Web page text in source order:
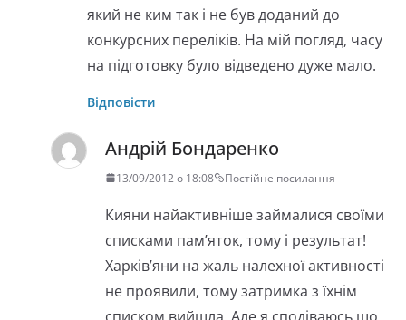
який не ким так і не був доданий до
конкурсних переліків. На мій погляд, часу
на підготовку було відведено дуже мало.
Відповісти
Андрій Бондаренко
13/09/2012 о 18:08 Постійне посилання
Кияни найактивніше займалися своїми
списками пам’яток, тому і результат!
Харків’яни на жаль налехної активності
не проявили, тому затримка з їхнім